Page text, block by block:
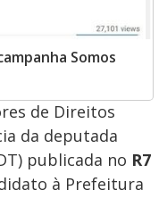
Somos
de Direitos
da deputada
publicada no R7
à Prefeitura